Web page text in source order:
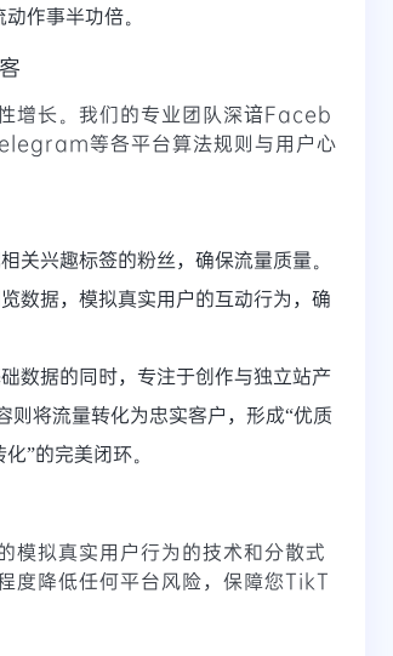
作事半功倍。
增长。我们的专业团队深谙Faceb
等各平台算法规则与用户心
关兴趣标签的粉丝，确保流量质量。
数据，模拟真实用户的互动行为，确
数据的同时，专注于创作与独立站产
则将流量转化为忠实客户，形成“优质
的完美闭环。
模拟真实用户行为的技术和分散式
度降低任何平台风险，保障您TikT